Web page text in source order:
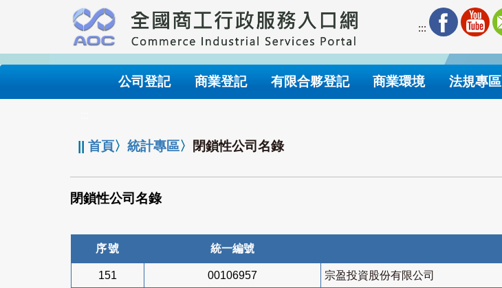
要
內
:::
公司登記 商業登記 有限合夥登記 商業環境 法規專區
||首頁〉統計專區〉 閉鎖性公司名錄
閉鎖性公司名錄
序號 統一編號
151 00106957 宗盈投資股份有限公司